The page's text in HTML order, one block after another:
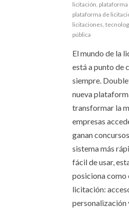
licitación,
plataforma de
licitaciones,
pública
El mundo de la
está a punto de
siempre.
nueva
transformar la
empresas
ganan
sistema más
fácil de usar,
posiciona como
licitación:
personalización